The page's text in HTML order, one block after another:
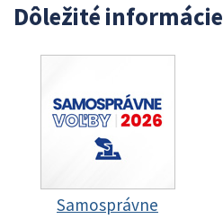
Dôležité informácie
Samosprávne